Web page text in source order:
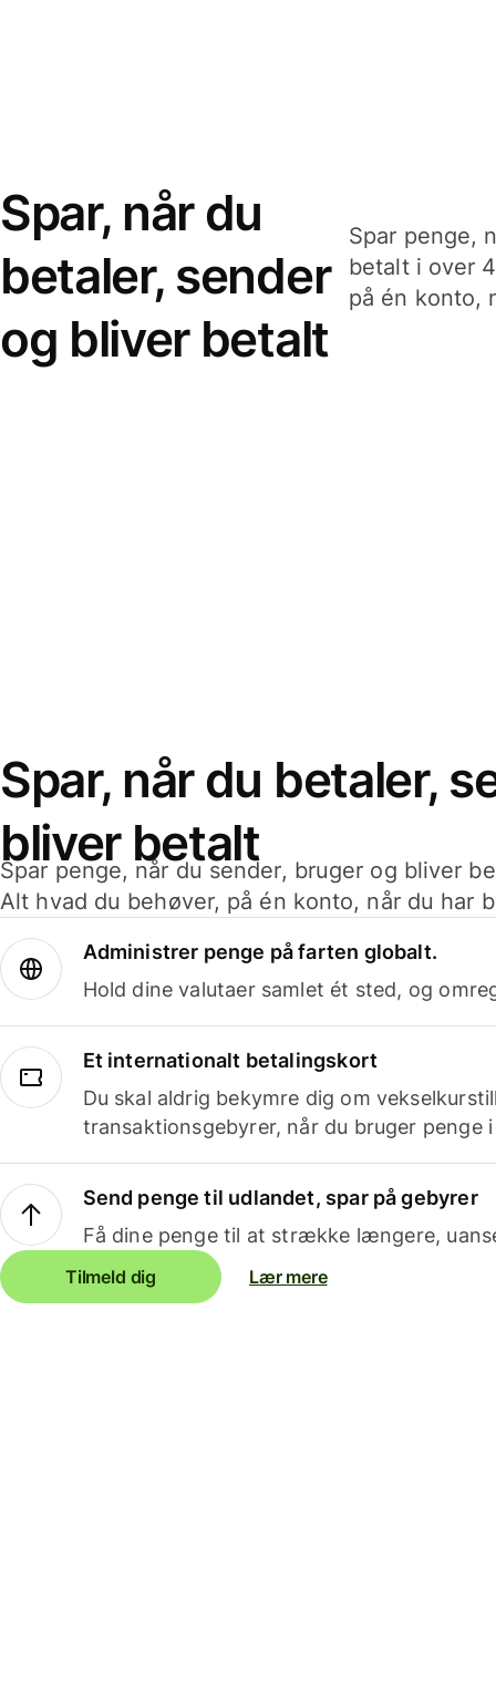
Spar, når du
betaler, sender
og bliver betalt
Spar penge,
betalt i over
på én konto,
Spar, når du betaler,
bliver betalt
Spar penge, når du sender, bruger og bliver
Alt hvad du behøver, på én konto, når du har
Administrer penge på farten globalt.
Hold dine valutaer samlet ét sted, og
Et internationalt betalingskort
Du skal aldrig bekymre dig om
transaktionsgebyrer, når du bruger penge
Send penge til udlandet, spar på gebyrer
Få dine penge til at strække længere,
Tilmeld dig Lær mere